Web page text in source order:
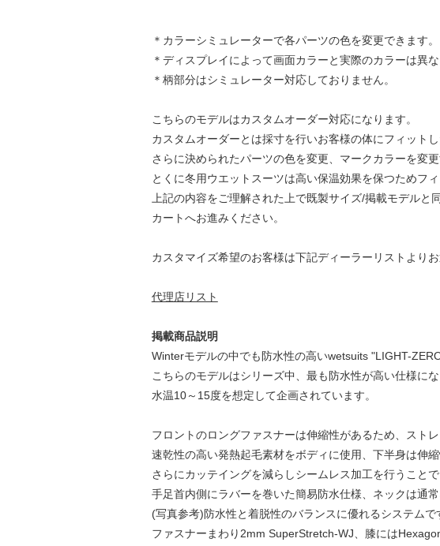
＊カラーシミュレーターで各パーツの色を変更できます。
＊ディスプレイによって画面カラーと実際のカラーは異な
＊柄部分はシミュレーター対応しておりません。
こちらのモデルはカスタムオーダー対応になります。
カスタムオーダーとは採寸を行いお客様の体にフィット
さらに決められたパーツの色を変更、マークカラーを変
とくに冬用ウエットスーツは高い保温効果を保つためフ
上記の内容をご理解された上で既製サイズ/掲載モデル
カートへお進みください。
カスタマイズ希望のお客様は下記ディーラーリストより
代理店リスト
掲載商品説明
Winterモデルの中でも防水性の高いwetsuits "LIGHT-
こちらのモデルはシリーズ中、最も防水性が高い仕様にな
水温10～15度を想定して企画されています。
フロントのロングファスナーは伸縮性があるため、ストレ
速乾性の高い発熱起毛素材をボディに使用、下半身は伸
さらにカッテイングを減らしシームレス加工を行うこと
手足首内側にラバーを巻いた簡易防水仕様、ネックは通
(写真参考)防水性と着脱性のバランスに優れるシステム
ファスナーまわり2mm SuperStretch-WJ、膝には